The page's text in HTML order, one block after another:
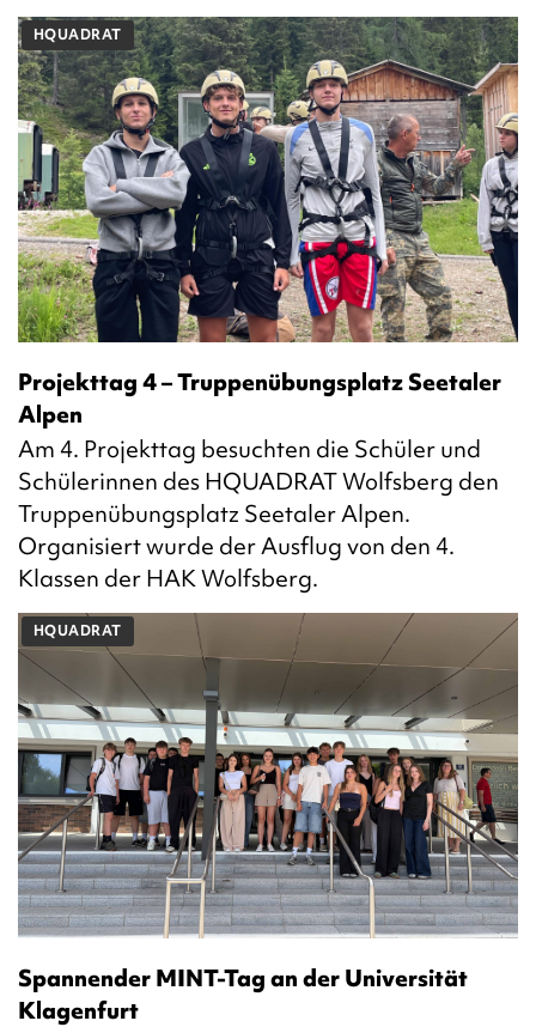
HQUADRAT
Projekttag 4 – Truppenübungsplatz Seetaler
Alpen
Am 4. Projekttag besuchten die Schüler und
Schülerinnen des HQUADRAT Wolfsberg den
Truppenübungsplatz Seetaler Alpen.
Organisiert wurde der Ausflug von den 4.
Klassen der HAK Wolfsberg.
HQUADRAT
Spannender MINT-Tag an der Universität
Klagenfurt